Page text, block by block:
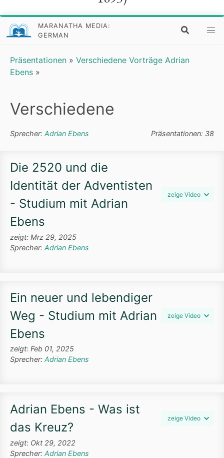
MARANATHA MEDIA:
GERMAN
Präsentationen » Verschiedene Vorträge Adrian
Ebens »
Verschiedene
Sprecher: Adrian Ebens Präsentationen: 38
Die 2520 und die
Identität der Adventisten
- Studium mit Adrian
Ebens
zeige Video
zeigt: Mrz 29, 2025
Sprecher: Adrian Ebens
Ein neuer und lebendiger
Weg - Studium mit Adrian
Ebens
zeige Video
zeigt: Feb 01, 2025
Sprecher: Adrian Ebens
Adrian Ebens - Was ist
das Kreuz?
zeige Video
zeigt: Okt 29, 2022
Sprecher: Adrian Ebens